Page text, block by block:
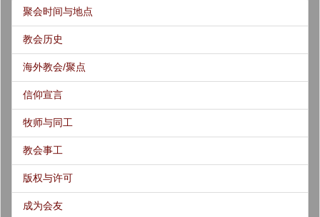
聚会时间与地点
教会历史
海外教会/聚点
信仰宣言
牧师与同工
教会事工
版权与许可
成为会友